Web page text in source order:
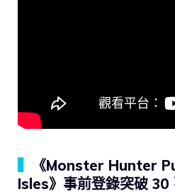
《Monster Hunter
Isles》事前登錄突破 30